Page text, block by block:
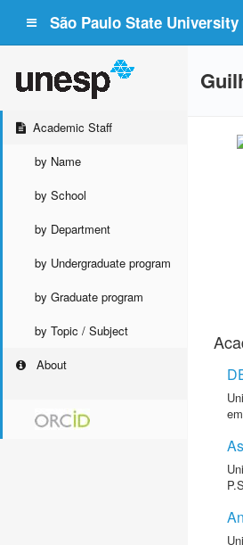
São Paulo State
Academic Staff
by Name
by School
by Department
by Undergraduate program
by Graduate program
by Topic / Subject
About